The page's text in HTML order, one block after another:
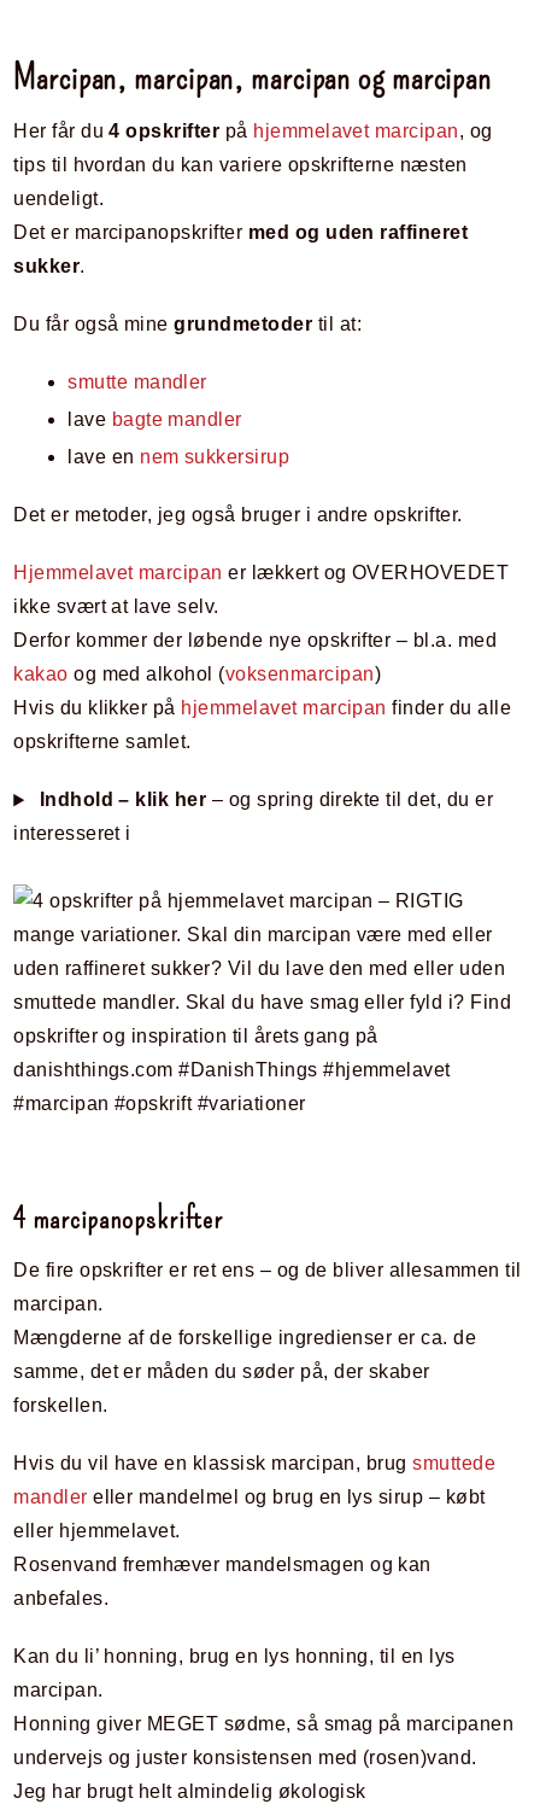
Marcipan, marcipan, marcipan og marcipan
Her får du4 opskrifter på hjemmelavet marcipan, og
tips til hvordan du kan variere opskrifterne næsten
uendeligt.
Det er marcipanopskrifter med og uden raffineret
sukker.
Du får også minegrundmetoder til at:
smutte mandler
lave bagte mandler
lave en nem sukkersirup
Det er metoder, jeg også bruger i andre opskrifter.
Hjemmelavet marcipan er lækkert og OVERHOVEDET
ikke svært at lave selv.
Derfor kommer der løbende nye opskrifter – bl.a. med
kakaoog med alkohol (voksenmarcipan)
Hvis du klikker på hjemmelavet marcipan finder du alle
opskrifterne samlet.
Indhold – klik her – og spring direkte til det, du er
interesseret i
4 marcipanopskrifter
De fire opskrifter er ret ens – og de bliver allesammen til
marcipan.
Mængderne af de forskellige ingredienser er ca. de
samme, det er måden du søder på, der skaber
forskellen.
Hvis du vil have en klassisk marcipan, brugsmuttede
mandler eller mandelmel og brug en lys sirup – købt
eller hjemmelavet.
Rosenvand fremhæver mandelsmagen og kan
anbefales.
Kan du li’ honning, brug en lys honning, til en lys
marcipan.
Honning giver MEGET sødme, så smag på marcipanen
undervejs og juster konsistensen med (rosen)vand.
Jeg har brugt helt almindelig økologisk